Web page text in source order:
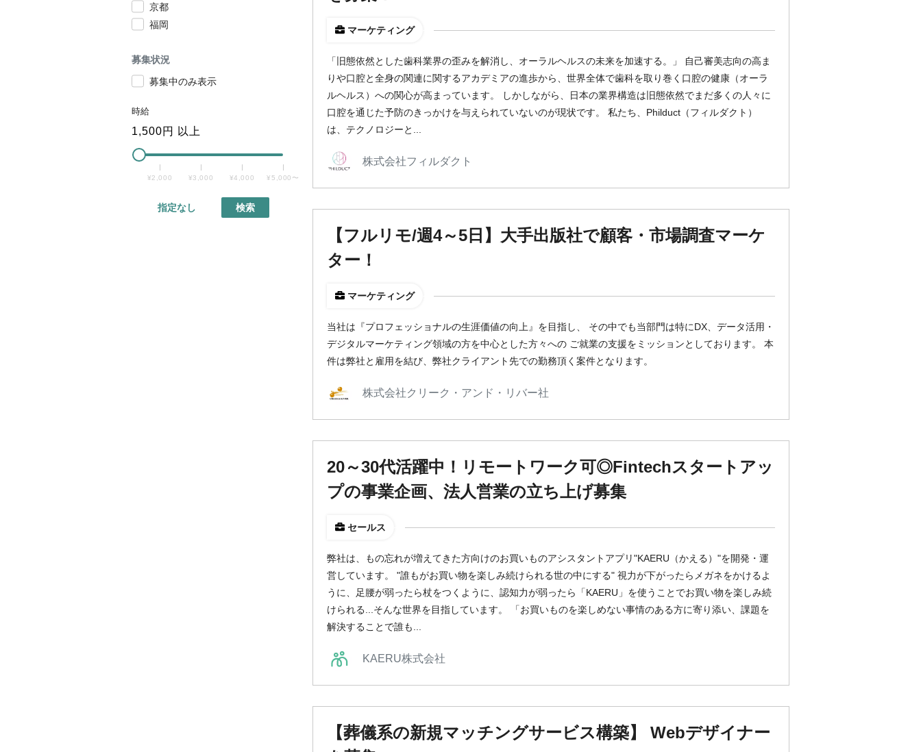
京都
福岡
募集状況
募集中のみ表示
時給
1,500円 以上
¥2,000 ¥3,000 ¥4,000 ¥5,000〜
指定なし 検索
マーケティング
「旧態依然とした歯科業界の歪みを解消し、オーラルヘルスの未来を加速する。」 自己審美志向の高ま
りや口腔と全身の関連に関するアカデミアの進歩から、世界全体で歯科を取り巻く口腔の健康（オーラ
ルヘルス）への関心が高まっています。 しかしながら、日本の業界構造は旧態依然でまだ多くの人々に
口腔を通じた予防のきっかけを与えられていないのが現状です。 私たち、Philduct（フィルダクト）
は、テクノロジーと...
株式会社フィルダクト
【フルリモ/週4～5日】大手出版社で顧客・市場調査マーケ
ター！
マーケティング
当社は『プロフェッショナルの生涯価値の向上』を目指し、 その中でも当部門は特にDX、データ活用・
デジタルマーケティング領域の方を中心とした方々への ご就業の支援をミッションとしております。 本
件は弊社と雇用を結び、弊社クライアント先での勤務頂く案件となります。
株式会社クリーク・アンド・リバー社
20～30代活躍中！リモートワーク可◎Fintechスタートアッ
プの事業企画、法人営業の立ち上げ募集
セールス
弊社は、もの忘れが増えてきた方向けのお買いものアシスタントアプリ"KAERU（かえる）"を開発・運
営しています。 "誰もがお買い物を楽しみ続けられる世の中にする" 視力が下がったらメガネをかけるよ
うに、足腰が弱ったら杖をつくように、認知力が弱ったら「KAERU」を使うことでお買い物を楽しみ続
けられる...そんな世界を目指しています。 「お買いものを楽しめない事情のある方に寄り添い、課題を
解決することで誰も...
KAERU株式会社
【葬儀系の新規マッチングサービス構築】 Webデザイナー